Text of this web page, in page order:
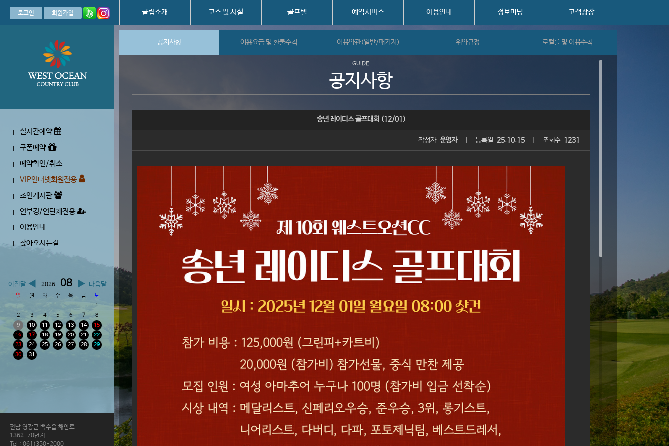
클럽소개 코스 및 시설 골프텔 예약서비스 이용안내 정보마당 고객광장
로그인 회원가입
실시간예약
쿠폰예약
예약확인/취소
VIP인터넷회원전용
조인게시판
연부킹/연단체전용
이용안내
찾아오시는길
이전달 ◀ 2026. 08▶ 다음달
일 월 화 수 목 금
토
1
2
3 4 5 6 7
8
9
10 11 12 13 14
15
16
17 18 19 20 21
22
23
24 25 26 27 28
29
30
31
전남 영광군 백수읍 해안로
1362-70번지
Tel : 061)350-2000
공지사항 이용요금 및 환불수칙 이용약관(일반/패키지) 위약규정 로컬룰 및 이용수칙
GUIDE
공지사항
송년 레이디스 골프대회 (12/01)
작성자 운영자 등록일 25.10.15 조회수 1231